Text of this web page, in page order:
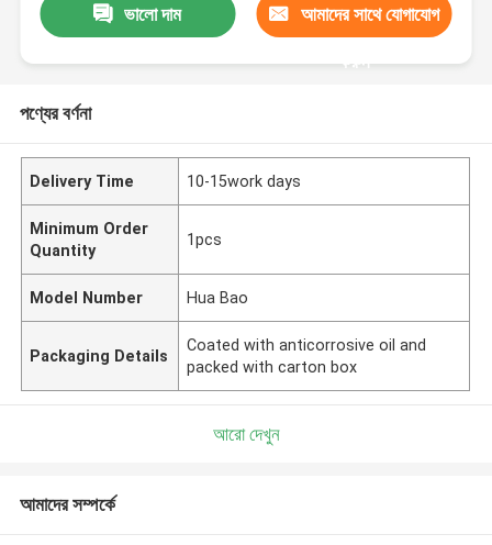
ভালো দাম আমাদের সাথে যোগাযোগ
করুন
পণ্যের বর্ণনা
Delivery Time 10-15work days
Minimum Order
Quantity
1pcs
Model Number Hua Bao
Packaging Details
Coated with anticorrosive oil and
packed with carton box
আরো দেখুন
আমাদের সম্পর্কে